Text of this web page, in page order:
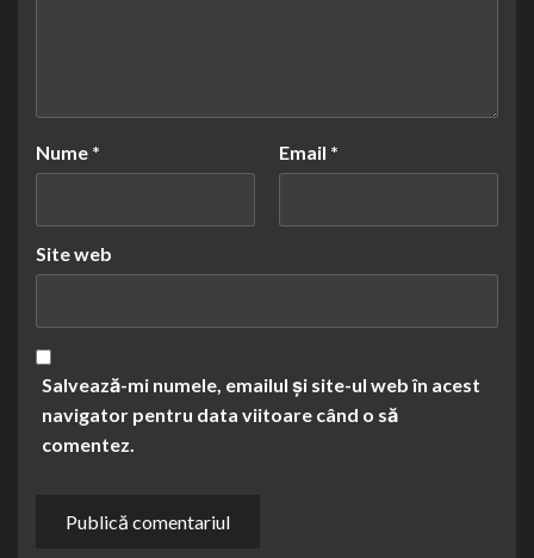
Nume * Email *
Site web
Salvează-mi numele, emailul și site-ul web în acest
navigator pentru data viitoare când o să
comentez.